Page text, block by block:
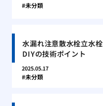
未分類
水漏れ注意散水栓立水栓
DIYの技術ポイント
2025.05.17
未分類